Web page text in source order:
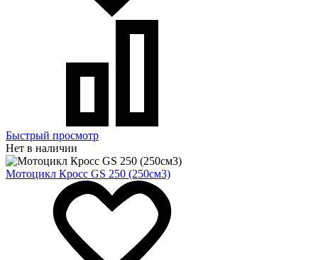
Быстрый просмотр
Нет в наличии
Мотоцикл Кросс GS 250 (250см3)